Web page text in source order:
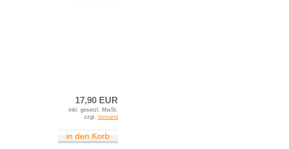
17,90 EUR
inkl. gesetzl. MwSt.
zzgl. Versand
in den Korb